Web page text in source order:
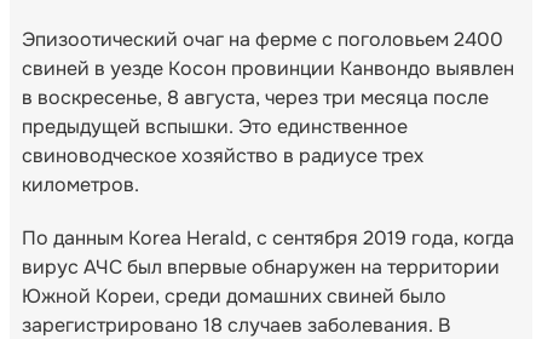
Эпизоотический очаг на ферме с поголовьем 2400
свиней в уезде Косон провинции Канвондо выявлен
в воскресенье, 8 августа, через три месяца после
предыдущей вспышки. Это единственное
свиноводческое хозяйство в радиусе трех
километров.
По данным Korea Herald, с сентября 2019 года, когда
вирус АЧС был впервые обнаружен на территории
Южной Кореи, среди домашних свиней было
зарегистрировано 18 случаев заболевания. В